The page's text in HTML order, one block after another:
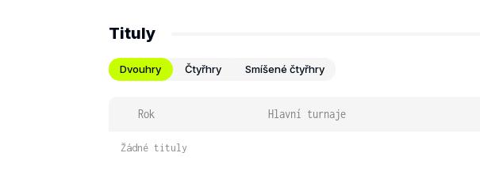
Tituly
Dvouhry Čtyřhry Smíšené čtyřhry
Rok Hlavní turnaje
Žádné tituly